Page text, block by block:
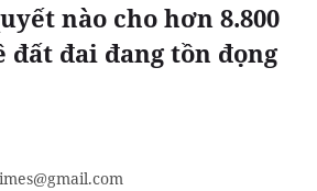
nào cho hơn 8.800
đất đai đang tồn đọng